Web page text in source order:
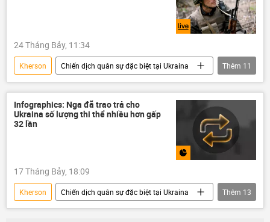
Vladimir Putin
Sáp nhập DNR, LNR, Zaporozhye và Kherson vào Nga
Zaporozhye
Chính trị Thế giới
24 Tháng Bảy, 11:34
Kherson
Chiến dịch quân sự đặc biệt tại Ukraina
Ukraina
Cuộc khủng hoảng ở Ukraina
Nga
DNR
LNR
xung đột quân sự
xung đột
Thêm 11
Infographics: Nga đã trao trả cho
Ukraina số lượng thi thể nhiều hơn gấp
32 lần
17 Tháng Bảy, 18:09
Kherson
Chiến dịch quân sự đặc biệt tại Ukraina
Ukraina
Cuộc khủng hoảng ở Ukraina
Thêm 13